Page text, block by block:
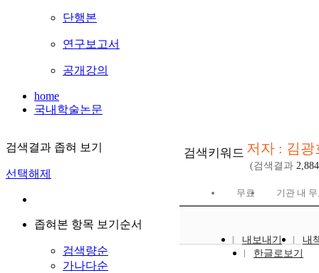
단행본
연구보고서
공개강의
home
국내학술논문
검색결과 좁혀 보기
선택해제
좁혀본 항목 보기순서
검색량순
가나다순
검색키워드 저자 : 김광
(검색결과 2,884
무료 기관 내
내보내기
내
한글로보기